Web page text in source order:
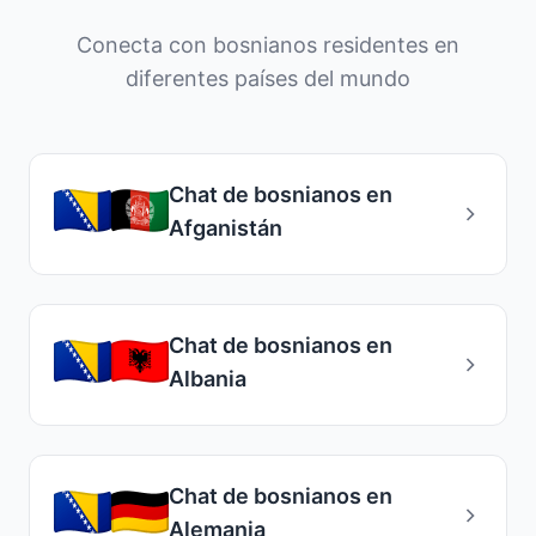
Conecta con bosnianos residentes en
diferentes países del mundo
Chat de bosnianos en
Afganistán
Chat de bosnianos en
Albania
Chat de bosnianos en
Alemania